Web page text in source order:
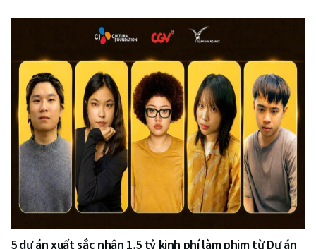
5 dự án xuất sắc nhận 1,5 tỷ kinh phí làm phim từ Dự án